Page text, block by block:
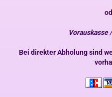
Vorauskasse
Bei direkter Abholung sind